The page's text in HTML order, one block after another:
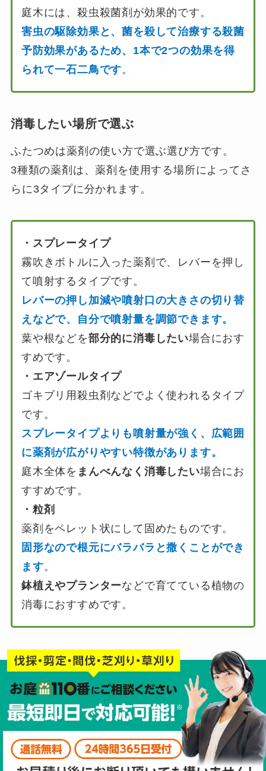
庭木には、殺虫殺菌剤が効果的です。
害虫の駆除効果と、菌を殺して治療する殺菌
予防効果があるため、1本で2つの効果を得
られて一石二鳥です。
消毒したい場所で選ぶ
ふたつめは薬剤の使い方で選ぶ選び方です。
3種類の薬剤は、薬剤を使用する場所によってさ
らに3タイプに分かれます。
・スプレータイプ
霧吹きボトルに入った薬剤で、レバーを押し
て噴射するタイプです。
レバーの押し加減や噴射口の大きさの切り替
えなどで、自分で噴射量を調節できます。
葉や根などを部分的に消毒したい場合におす
すめです。
・エアゾールタイプ
ゴキブリ用殺虫剤などでよく使われるタイプ
です。
スプレータイプよりも噴射量が強く、広範囲
に薬剤が広がりやすい特徴があります。
庭木全体を まんべんなく消毒したい場合にお
すすめです。
・粒剤
薬剤をペレット状にして固めたものです。
固形なので根元にバラバラと撒くことができ
ます。
鉢植えやプランターなどで育てている植物の
消毒におすすめです。